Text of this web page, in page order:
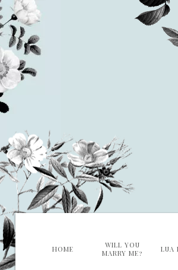
HOME
WILL YOU
MARRY ME?
LUA